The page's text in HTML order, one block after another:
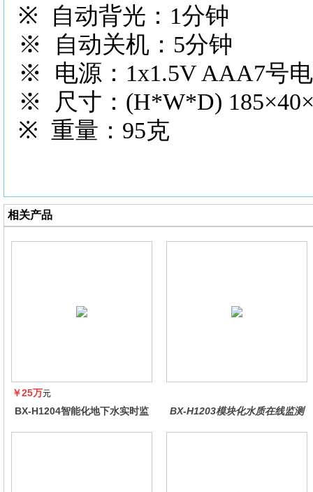
※ 自动背光：1分钟
※ 自动关机：5分钟
※ 电源：1x1.5V AAA7号
※ 尺寸：(H*W*D)
※ 重量：95克
相关产品
￥25万元
BX-H1204智能化地下水实时监
BX-H1203模块化水质在线监测